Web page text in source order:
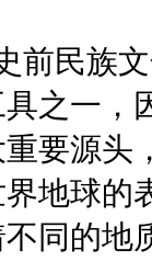
族文
之一，
要源
地球的
同的